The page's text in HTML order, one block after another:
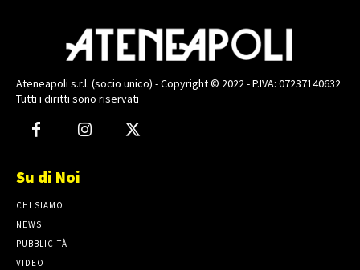
Ateneapoli s.r.l. (socio unico) - Copyright © 2022 - P.IVA: 07237140632
Tutti i diritti sono riservati
Su di Noi
CHI SIAMO
NEWS
PUBBLICITÀ
VIDEO